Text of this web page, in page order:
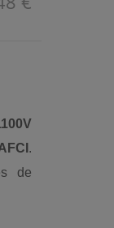
.
de